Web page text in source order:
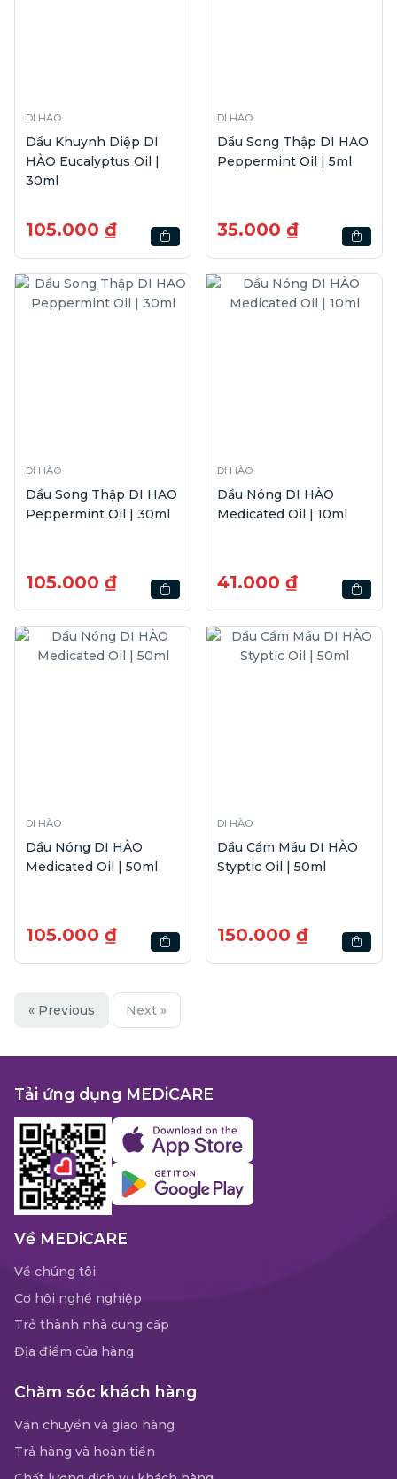
DI HÀO
Dầu Khuynh Diệp DI
HÀO Eucalyptus Oil |
30ml
105.000 ₫
DI HÀO
Dầu Song Thập DI HAO
Peppermint Oil | 5ml
35.000 ₫
DI HÀO
Dầu Song Thập DI HAO
Peppermint Oil | 30ml
105.000 ₫
DI HÀO
Dầu Nóng DI HÀO
Medicated Oil | 10ml
41.000 ₫
DI HÀO
Dầu Nóng DI HÀO
Medicated Oil | 50ml
105.000 ₫
DI HÀO
Dầu Cầm Máu DI HÀO
Styptic Oil | 50ml
150.000 ₫
« Previous Next »
Tải ứng dụng MEDiCARE
Về MEDiCARE
Về chúng tôi
Cơ hội nghề nghiệp
Trở thành nhà cung cấp
Địa điểm cửa hàng
Chăm sóc khách hàng
Vận chuyển và giao hàng
Trả hàng và hoàn tiền